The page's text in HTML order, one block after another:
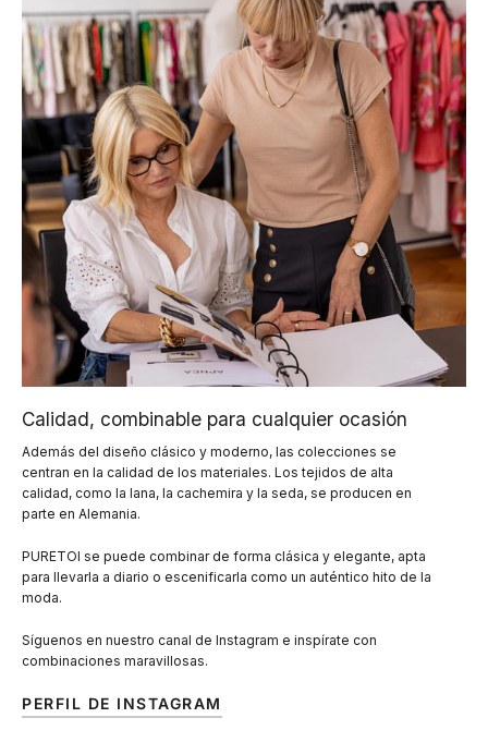
Calidad, combinable para cualquier ocasión
Además del diseño clásico y moderno, las colecciones se
centran en la calidad de los materiales. Los tejidos de alta
calidad, como la lana, la cachemira y la seda, se producen en
parte en Alemania.
PURETOI se puede combinar de forma clásica y elegante, apta
para llevarla a diario o escenificarla como un auténtico hito de la
moda.
Síguenos en nuestro canal de Instagram e inspírate con
combinaciones maravillosas.
PERFIL DE INSTAGRAM